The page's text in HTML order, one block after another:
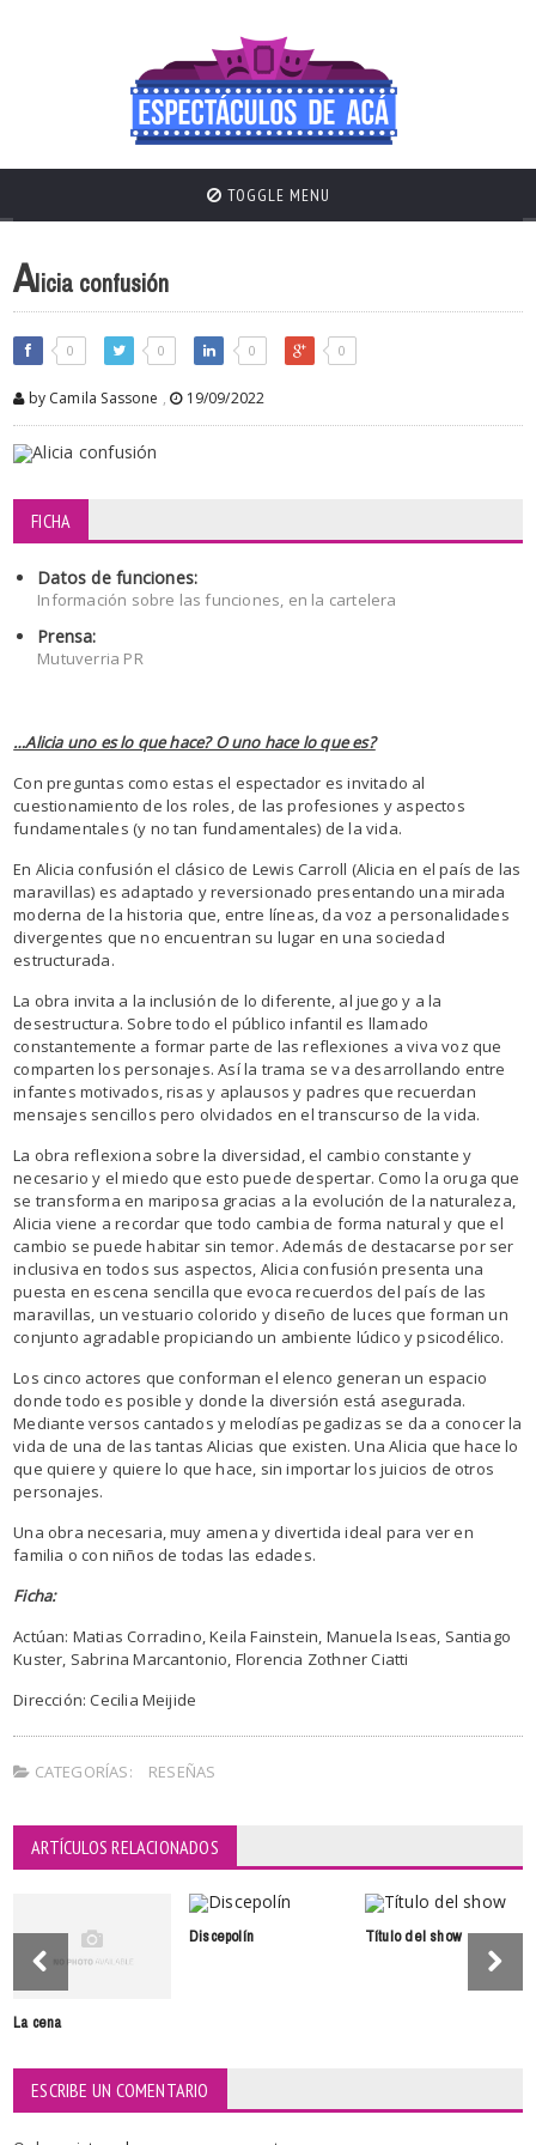
TOGGLE MENU
Alicia confusión
0 0 0 0
by Camila Sassone , 19/09/2022
FICHA
Datos de funciones:
Información sobre las funciones, en la cartelera
Prensa:
Mutuverria PR
…Alicia uno es lo que hace? O uno hace lo que es?
Con preguntas como estas el espectador es invitado al
cuestionamiento de los roles, de las profesiones y aspectos
fundamentales (y no tan fundamentales) de la vida.
En Alicia confusión el clásico de Lewis Carroll (Alicia en el país de las
maravillas) es adaptado y reversionado presentando una mirada
moderna de la historia que, entre líneas, da voz a personalidades
divergentes que no encuentran su lugar en una sociedad
estructurada.
La obra invita a la inclusión de lo diferente, al juego y a la
desestructura. Sobre todo el público infantil es llamado
constantemente a formar parte de las reflexiones a viva voz que
comparten los personajes. Así la trama se va desarrollando entre
infantes motivados, risas y aplausos y padres que recuerdan
mensajes sencillos pero olvidados en el transcurso de la vida.
La obra reflexiona sobre la diversidad, el cambio constante y
necesario y el miedo que esto puede despertar. Como la oruga que
se transforma en mariposa gracias a la evolución de la naturaleza,
Alicia viene a recordar que todo cambia de forma natural y que el
cambio se puede habitar sin temor. Además de destacarse por ser
inclusiva en todos sus aspectos, Alicia confusión presenta una
puesta en escena sencilla que evoca recuerdos del país de las
maravillas, un vestuario colorido y diseño de luces que forman un
conjunto agradable propiciando un ambiente lúdico y psicodélico.
Los cinco actores que conforman el elenco generan un espacio
donde todo es posible y donde la diversión está asegurada.
Mediante versos cantados y melodías pegadizas se da a conocer la
vida de una de las tantas Alicias que existen. Una Alicia que hace lo
que quiere y quiere lo que hace, sin importar los juicios de otros
personajes.
Una obra necesaria, muy amena y divertida ideal para ver en
familia o con niños de todas las edades.
Ficha:
Actúan: Matias Corradino, Keila Fainstein, Manuela Iseas, Santiago
Kuster, Sabrina Marcantonio, Florencia Zothner Ciatti
Dirección: Cecilia Meijide
CATEGORÍAS: RESEÑAS
ARTÍCULOS RELACIONADOS
La cena
Discepolín Título del show
ESCRIBE UN COMENTARIO